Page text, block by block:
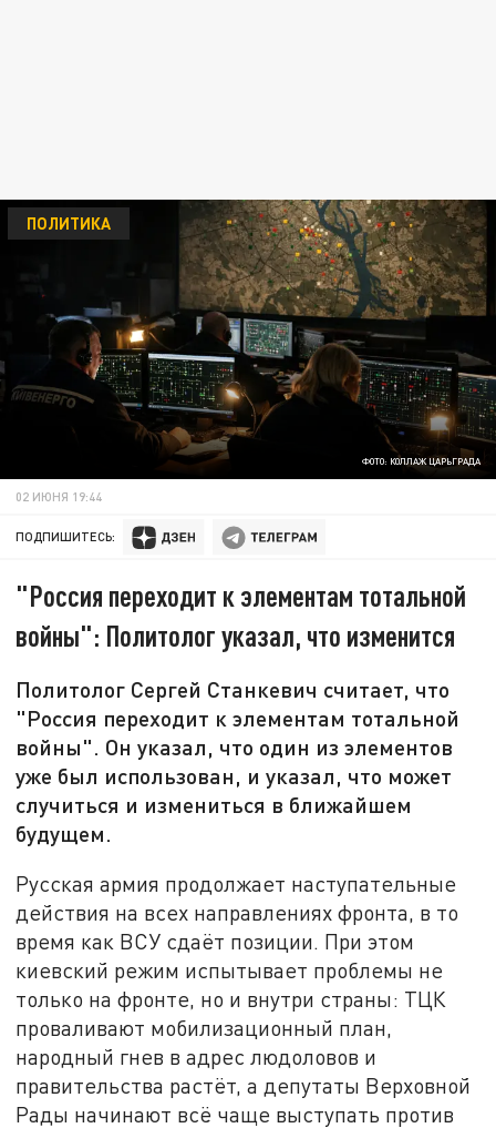
ФОТО: КОЛЛАЖ ЦАРЬГРАДА
ПОЛИТИКА
02 ИЮНЯ 19:44
ПОДПИШИТЕСЬ:
"Россия переходит к элементам тотальной
войны": Политолог указал, что изменится
Политолог Сергей Станкевич считает, что
"Россия переходит к элементам тотальной
войны". Он указал, что один из элементов
уже был использован, и указал, что может
случиться и измениться в ближайшем
будущем.
Русская армия продолжает наступательные
действия на всех направлениях фронта, в то
время как ВСУ сдаёт позиции. При этом
киевский режим испытывает проблемы не
только на фронте, но и внутри страны: ТЦК
проваливают мобилизационный план,
народный гнев в адрес людоловов и
правительства растёт, а депутаты Верховной
Рады начинают всё чаще выступать против